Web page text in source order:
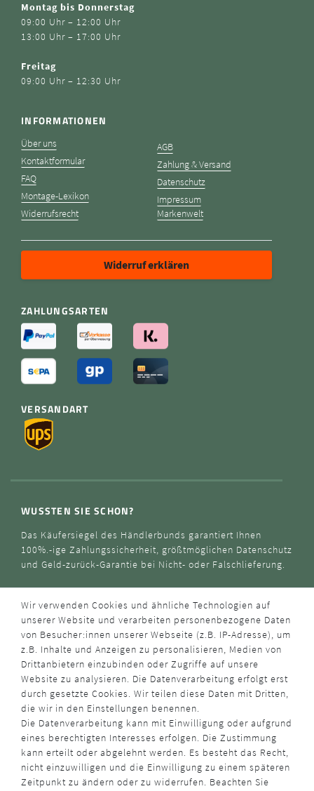
Montag bis Donnerstag
09:00 Uhr – 12:00 Uhr
13:00 Uhr – 17:00 Uhr
Freitag
09:00 Uhr – 12:30 Uhr
INFORMATIONEN
Über uns
Kontaktformular
FAQ
Montage-Lexikon
Widerrufsrecht
AGB
Zahlung & Versand
Datenschutz
Impressum
Markenwelt
Widerruf erklären
ZAHLUNGSARTEN
VERSANDART
WUSSTEN SIE SCHON?
Das Käufersiegel des Händlerbunds garantiert Ihnen
100%.-ige Zahlungssicherheit, größtmöglichen Datenschutz
und Geld-zurück-Garantie bei Nicht- oder Falschlieferung.
Wir verwenden Cookies und ähnliche Technologien auf
unserer Website und verarbeiten personenbezogene Daten
von Besucher:innen unserer Webseite (z.B. IP-Adresse), um
z.B. Inhalte und Anzeigen zu personalisieren, Medien von
Drittanbietern einzubinden oder Zugriffe auf unsere
Website zu analysieren. Die Datenverarbeitung erfolgt erst
durch gesetzte Cookies. Wir teilen diese Daten mit Dritten,
die wir in den Einstellungen benennen.
Die Datenverarbeitung kann mit Einwilligung oder aufgrund
eines berechtigten Interesses erfolgen. Die Zustimmung
kann erteilt oder abgelehnt werden. Es besteht das Recht,
nicht einzuwilligen und die Einwilligung zu einem späteren
Zeitpunkt zu ändern oder zu widerrufen. Beachten Sie